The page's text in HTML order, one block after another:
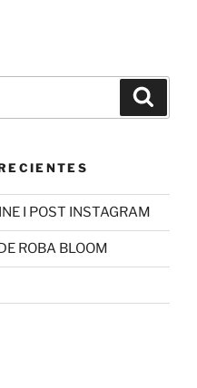
I POST INSTAGRAM
ROBA BLOOM